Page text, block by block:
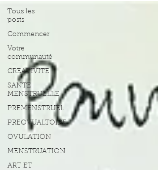
Tous les
posts
Commencer
Votre
communauté
CREATIVITE
SANTE
MENSTRUELLE
PREMENSTRUEL
PREOVUALTOIRE
OVULATION
MENSTRUATION
ART ET